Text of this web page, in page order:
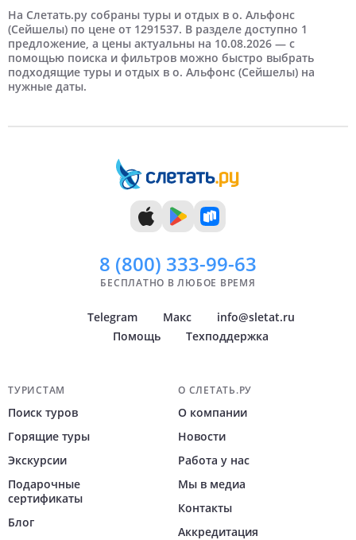
3 человека
5 дней 6 дней
7 дней 8 дней
9 дней
14 дней
Март Апрель
Июнь Июль
Август
Екатеринбург Казань
Ставрополь
Недорогие Дорогие
Самые дорогие
Отели 4 звезды Отели 5 звезд
На третьей береговой линии
На Слетать.ру собраны туры и отдых в о. Альфонс
(Сейшелы) по цене от 1291537. В разделе доступно 1
предложение, а цены актуальны на 10.08.2026 — с
помощью поиска и фильтров можно быстро выбрать
подходящие туры и отдых в о. Альфонс (Сейшелы) на
нужные даты.
8 (800) 333-99-63
БЕСПЛАТНО В ЛЮБОЕ ВРЕМЯ
Telegram Макс
info@sletat.ru
Помощь
Техподдержка
Навигация по сайту
ТУРИСТАМ
Поиск туров
Горящие туры
Экскурсии
Подарочные
сертификаты
Блог
О СЛЕТАТЬ.РУ
О компании
Новости
Работа у нас
Мы в медиа
Контакты
Аккредитация